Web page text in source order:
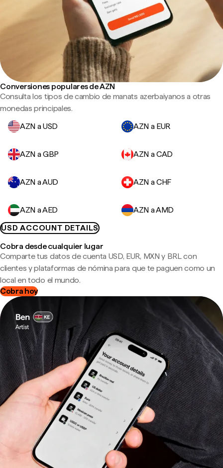
Conversiones populares de AZN
Consulta los tipos de cambio de manats azerbaiyanos a otras
monedas principales.
AZN a USD
AZN a EUR
AZN a GBP AZN a CAD
AZN a AUD AZN a CHF
AZN a AED
AZN a AMD
USD ACCOUNT DETAILS
Cobra desde cualquier lugar
Comparte tus datos de cuenta USD, EUR, MXN y BRL con
clientes y plataformas de nómina para que te paguen como un
local en todo el mundo.
Cobra hoy